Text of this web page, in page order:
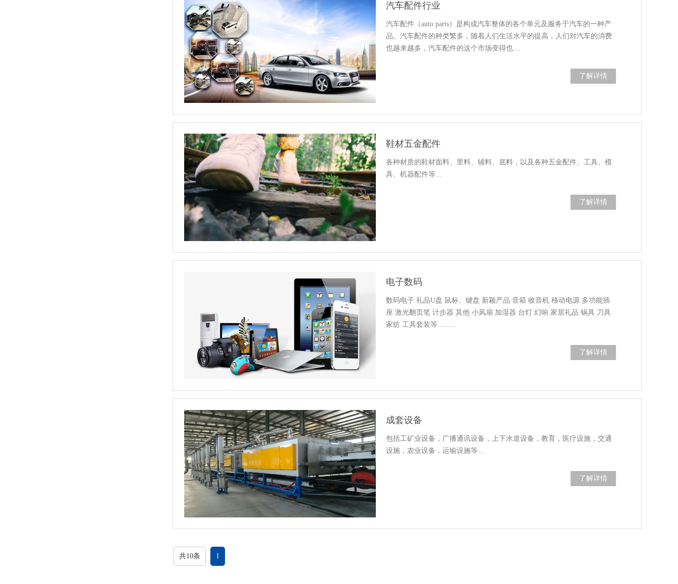
汽车配件行业
汽车配件（auto parts）是构成汽车整体的各个单元及服务于汽车的一种产
品。汽车配件的种类繁多，随着人们生活水平的提高，人们对汽车的消费
也越来越多，汽车配件的这个市场变得也…
了解详情
鞋材五金配件
各种材质的鞋材面料、里料、辅料、底料，以及各种五金配件、工具、模
具、机器配件等…
了解详情
电子数码
数码电子 礼品U盘 鼠标、键盘 新颖产品 音箱 收音机 移动电源 多功能插
座 激光翻页笔 计步器 其他 小风扇 加湿器 台灯 幻响 家居礼品 锅具 刀具
家纺 工具套装等......…
了解详情
成套设备
包括工矿业设备，广播通讯设备，上下水道设备，教育，医疗设施，交通
设施，农业设备，运输设施等…
了解详情
共10条 1